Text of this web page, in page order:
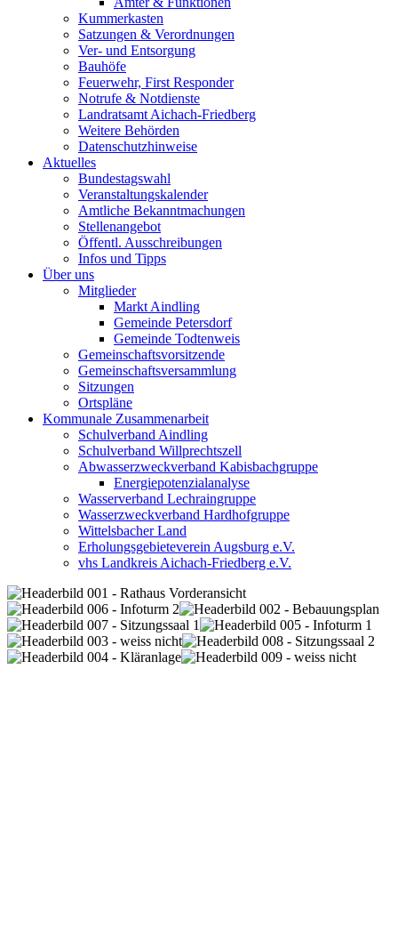
Kummerkasten
Satzungen & Verordnungen
Ver- und Entsorgung
Bauhöfe
Feuerwehr, First Responder
Notrufe & Notdienste
Landratsamt Aichach-Friedberg
Weitere Behörden
Datenschutzhinweise
Aktuelles
Bundestagswahl
Veranstaltungskalender
Amtliche Bekanntmachungen
Stellenangebot
Öffentl. Ausschreibungen
Infos und Tipps
Über uns
Mitglieder
Markt Aindling
Gemeinde Petersdorf
Gemeinde Todtenweis
Gemeinschaftsvorsitzende
Gemeinschaftsversammlung
Sitzungen
Ortspläne
Kommunale Zusammenarbeit
Schulverband Aindling
Schulverband Willprechtszell
Abwasserzweckverband Kabisbachgruppe
Energiepotenzialanalyse
Wasserverband Lechraingruppe
Wasserzweckverband Hardhofgruppe
Wittelsbacher Land
Erholungsgebieteverein Augsburg e.V.
vhs Landkreis Aichach-Friedberg e.V.